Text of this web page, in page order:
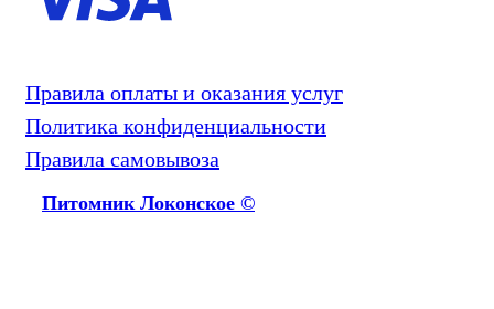
Правила оплаты и оказания услуг
Политика конфиденциальности
Правила самовывоза
Питомник Локонское ©